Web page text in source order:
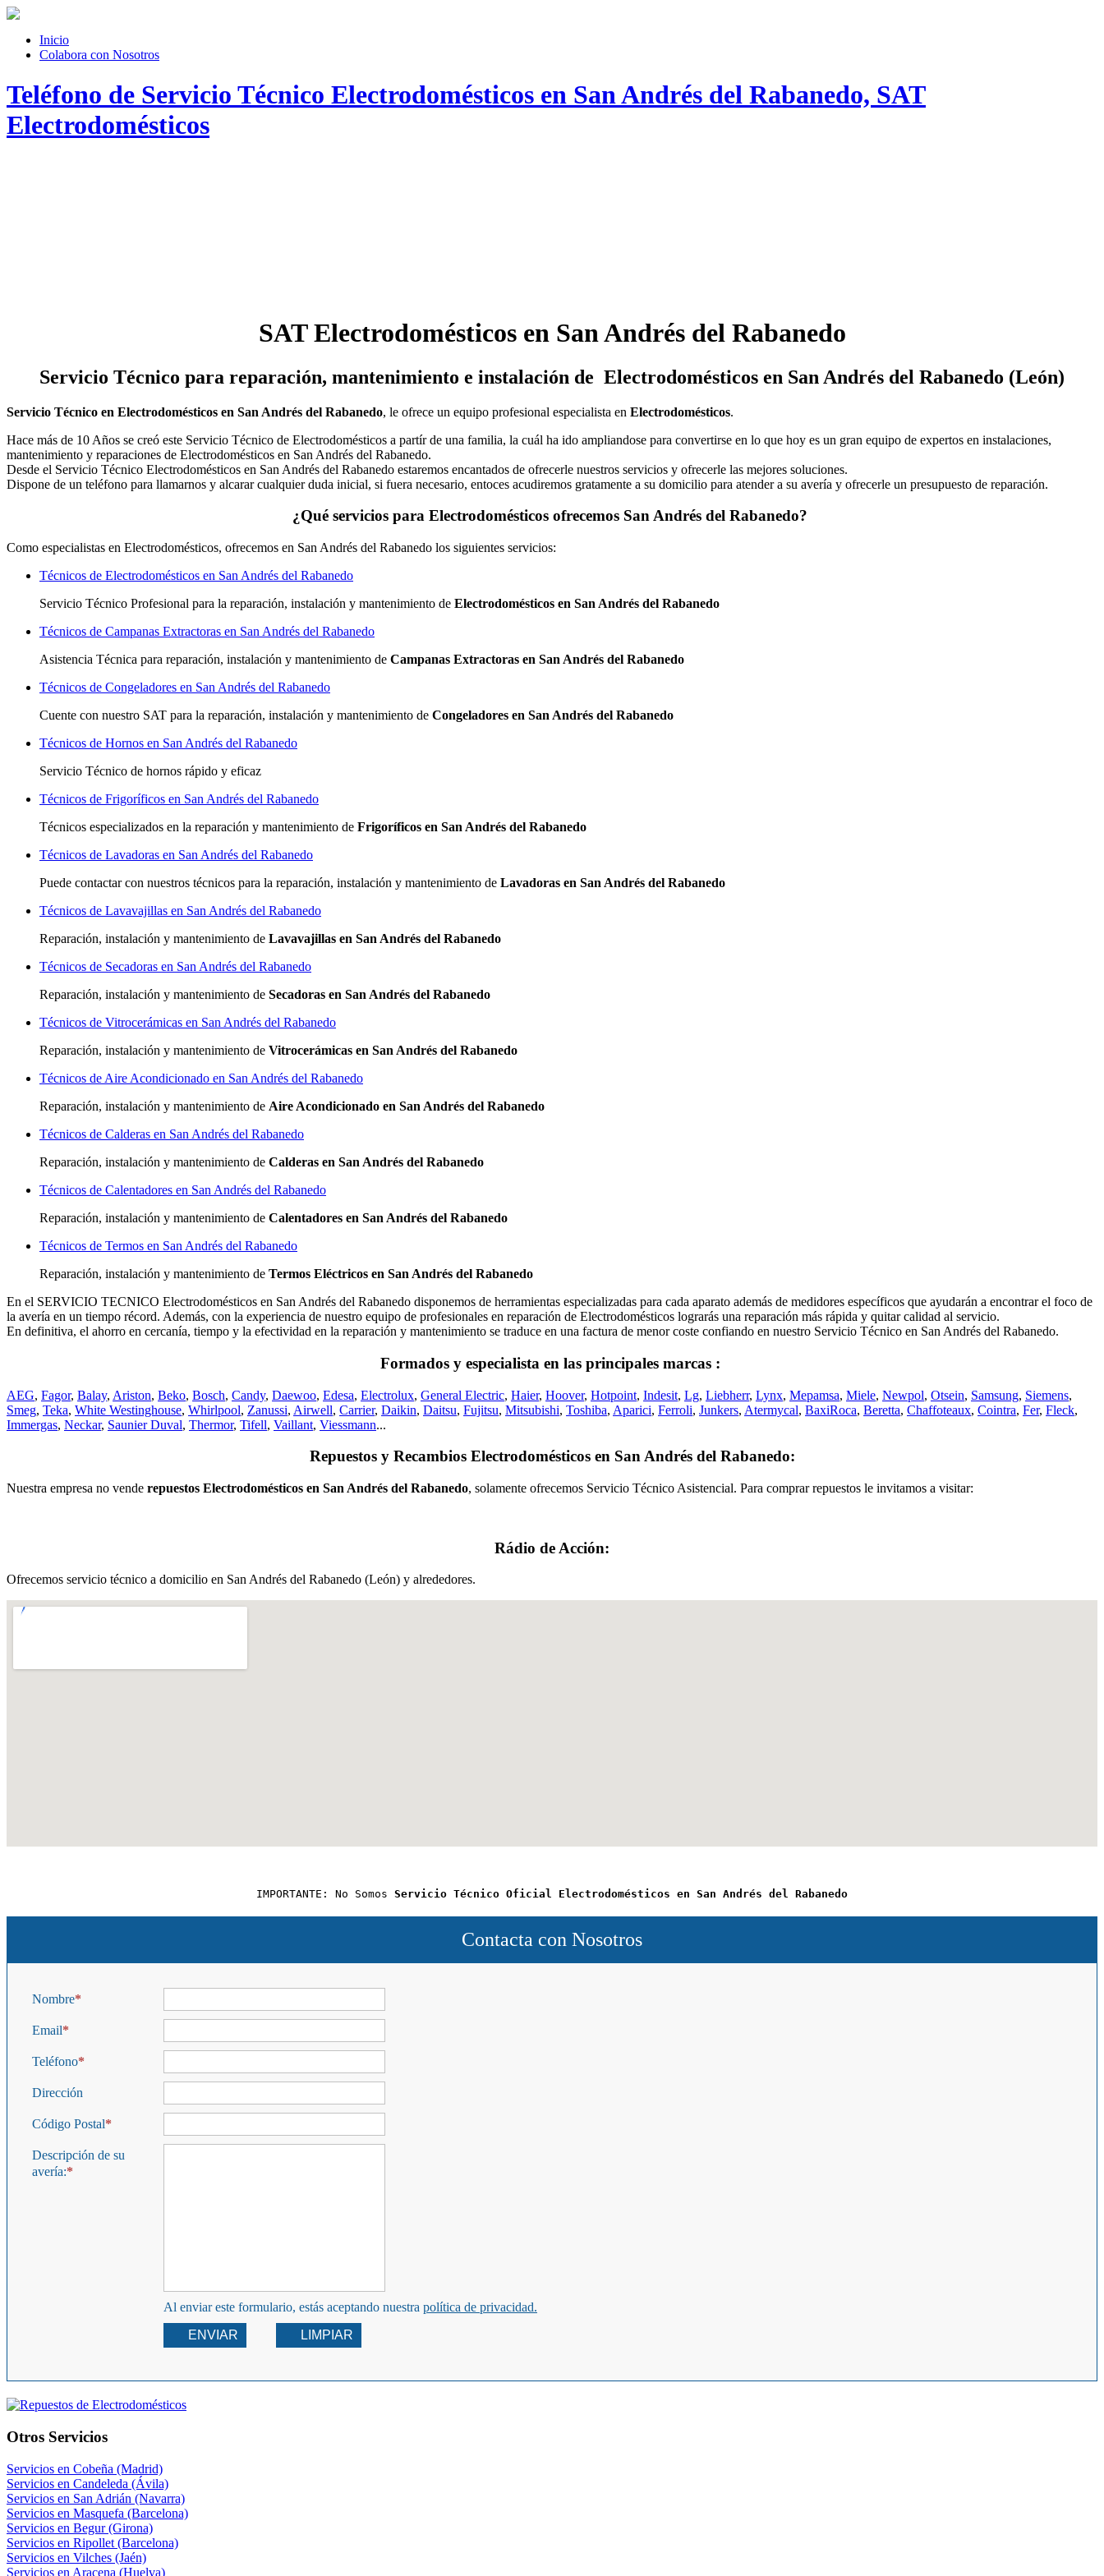
Inicio
Colabora con Nosotros
Teléfono de Servicio Técnico Electrodomésticos en San Andrés del Rabanedo, SAT
Electrodomésticos
SAT Electrodomésticos en San Andrés del Rabanedo
Servicio Técnico para reparación, mantenimiento e instalación de Electrodomésticos en San Andrés del Rabanedo (León)
Servicio Técnico en Electrodomésticos en San Andrés del Rabanedo, le ofrece un equipo profesional especialista en Electrodomésticos.
Hace más de 10 Años se creó este Servicio Técnico de Electrodomésticos a partír de una familia, la cuál ha ido ampliandose para convertirse en lo que hoy es un gran equipo de expertos en instalaciones,
mantenimiento y reparaciones de Electrodomésticos en San Andrés del Rabanedo.
Desde el Servicio Técnico Electrodomésticos en San Andrés del Rabanedo estaremos encantados de ofrecerle nuestros servicios y ofrecerle las mejores soluciones.
Dispone de un teléfono para llamarnos y alcarar cualquier duda inicial, si fuera necesario, entoces acudiremos gratamente a su domicilio para atender a su avería y ofrecerle un presupuesto de reparación.
¿Qué servicios para Electrodomésticos ofrecemos San Andrés del Rabanedo?
Como especialistas en Electrodomésticos, ofrecemos en San Andrés del Rabanedo los siguientes servicios:
Técnicos de Electrodomésticos en San Andrés del Rabanedo
Servicio Técnico Profesional para la reparación, instalación y mantenimiento de Electrodomésticos en San Andrés del Rabanedo
Técnicos de Campanas Extractoras en San Andrés del Rabanedo
Asistencia Técnica para reparación, instalación y mantenimiento de Campanas Extractoras en San Andrés del Rabanedo
Técnicos de Congeladores en San Andrés del Rabanedo
Cuente con nuestro SAT para la reparación, instalación y mantenimiento de Congeladores en San Andrés del Rabanedo
Técnicos de Hornos en San Andrés del Rabanedo
Servicio Técnico de hornos rápido y eficaz
Técnicos de Frigoríficos en San Andrés del Rabanedo
Técnicos especializados en la reparación y mantenimiento de Frigoríficos en San Andrés del Rabanedo
Técnicos de Lavadoras en San Andrés del Rabanedo
Puede contactar con nuestros técnicos para la reparación, instalación y mantenimiento de Lavadoras en San Andrés del Rabanedo
Técnicos de Lavavajillas en San Andrés del Rabanedo
Reparación, instalación y mantenimiento de Lavavajillas en San Andrés del Rabanedo
Técnicos de Secadoras en San Andrés del Rabanedo
Reparación, instalación y mantenimiento de Secadoras en San Andrés del Rabanedo
Técnicos de Vitrocerámicas en San Andrés del Rabanedo
Reparación, instalación y mantenimiento de Vitrocerámicas en San Andrés del Rabanedo
Técnicos de Aire Acondicionado en San Andrés del Rabanedo
Reparación, instalación y mantenimiento de Aire Acondicionado en San Andrés del Rabanedo
Técnicos de Calderas en San Andrés del Rabanedo
Reparación, instalación y mantenimiento de Calderas en San Andrés del Rabanedo
Técnicos de Calentadores en San Andrés del Rabanedo
Reparación, instalación y mantenimiento de Calentadores en San Andrés del Rabanedo
Técnicos de Termos en San Andrés del Rabanedo
Reparación, instalación y mantenimiento de Termos Eléctricos en San Andrés del Rabanedo
En el SERVICIO TECNICO Electrodomésticos en San Andrés del Rabanedo disponemos de herramientas especializadas para cada aparato además de medidores específicos que ayudarán a encontrar el foco de
la avería en un tiempo récord. Además, con la experiencia de nuestro equipo de profesionales en reparación de Electrodomésticos lograrás una reparación más rápida y quitar calidad al servicio.
En definitiva, el ahorro en cercanía, tiempo y la efectividad en la reparación y mantenimiento se traduce en una factura de menor coste confiando en nuestro Servicio Técnico en San Andrés del Rabanedo.
Formados y especialista en las principales marcas :
AEG, Fagor, Balay, Ariston, Beko, Bosch, Candy, Daewoo, Edesa, Electrolux, General Electric, Haier, Hoover, Hotpoint, Indesit, Lg, Liebherr, Lynx, Mepamsa, Miele, Newpol, Otsein, Samsung, Siemens,
Smeg, Teka, White Westinghouse, Whirlpool, Zanussi, Airwell, Carrier, Daikin, Daitsu, Fujitsu, Mitsubishi, Toshiba, Aparici, Ferroli, Junkers, Atermycal, BaxiRoca, Beretta, Chaffoteaux, Cointra, Fer, Fleck,
Immergas, Neckar, Saunier Duval, Thermor, Tifell, Vaillant, Viessmann...
Repuestos y Recambios Electrodomésticos en San Andrés del Rabanedo:
Nuestra empresa no vende repuestos Electrodomésticos en San Andrés del Rabanedo, solamente ofrecemos Servicio Técnico Asistencial. Para comprar repuestos le invitamos a visitar:
Rádio de Acción:
Ofrecemos servicio técnico a domicilio en San Andrés del Rabanedo (León) y alrededores.
IMPORTANTE: No Somos Servicio Técnico Oficial Electrodomésticos en San Andrés del Rabanedo
Contacta con Nosotros
Nombre
Email
Teléfono
Dirección
Código Postal
Descripción de su
avería:
Al enviar este formulario, estás aceptando nuestra política de privacidad.
ENVIAR
LIMPIAR
Otros Servicios
Servicios en Cobeña (Madrid)
Servicios en Candeleda (Ávila)
Servicios en San Adrián (Navarra)
Servicios en Masquefa (Barcelona)
Servicios en Begur (Girona)
Servicios en Ripollet (Barcelona)
Servicios en Vilches (Jaén)
Servicios en Aracena (Huelva)